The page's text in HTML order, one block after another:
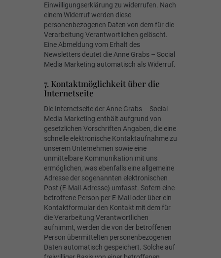
Einwilligungserklärung zu widerrufen. Nach
einem Widerruf werden diese
personenbezogenen Daten von dem für die
Verarbeitung Verantwortlichen gelöscht.
Eine Abmeldung vom Erhalt des
Newsletters deutet die Anne Grabs – Social
Media Marketing automatisch als Widerruf.
7. Kontaktmöglichkeit über die
Internetseite
Die Internetseite der Anne Grabs – Social
Media Marketing enthält aufgrund von
gesetzlichen Vorschriften Angaben, die eine
schnelle elektronische Kontaktaufnahme zu
unserem Unternehmen sowie eine
unmittelbare Kommunikation mit uns
ermöglichen, was ebenfalls eine allgemeine
Adresse der sogenannten elektronischen
Post (E-Mail-Adresse) umfasst. Sofern eine
betroffene Person per E-Mail oder über ein
Kontaktformular den Kontakt mit dem für
die Verarbeitung Verantwortlichen
aufnimmt, werden die von der betroffenen
Person übermittelten personenbezogenen
Daten automatisch gespeichert. Solche auf